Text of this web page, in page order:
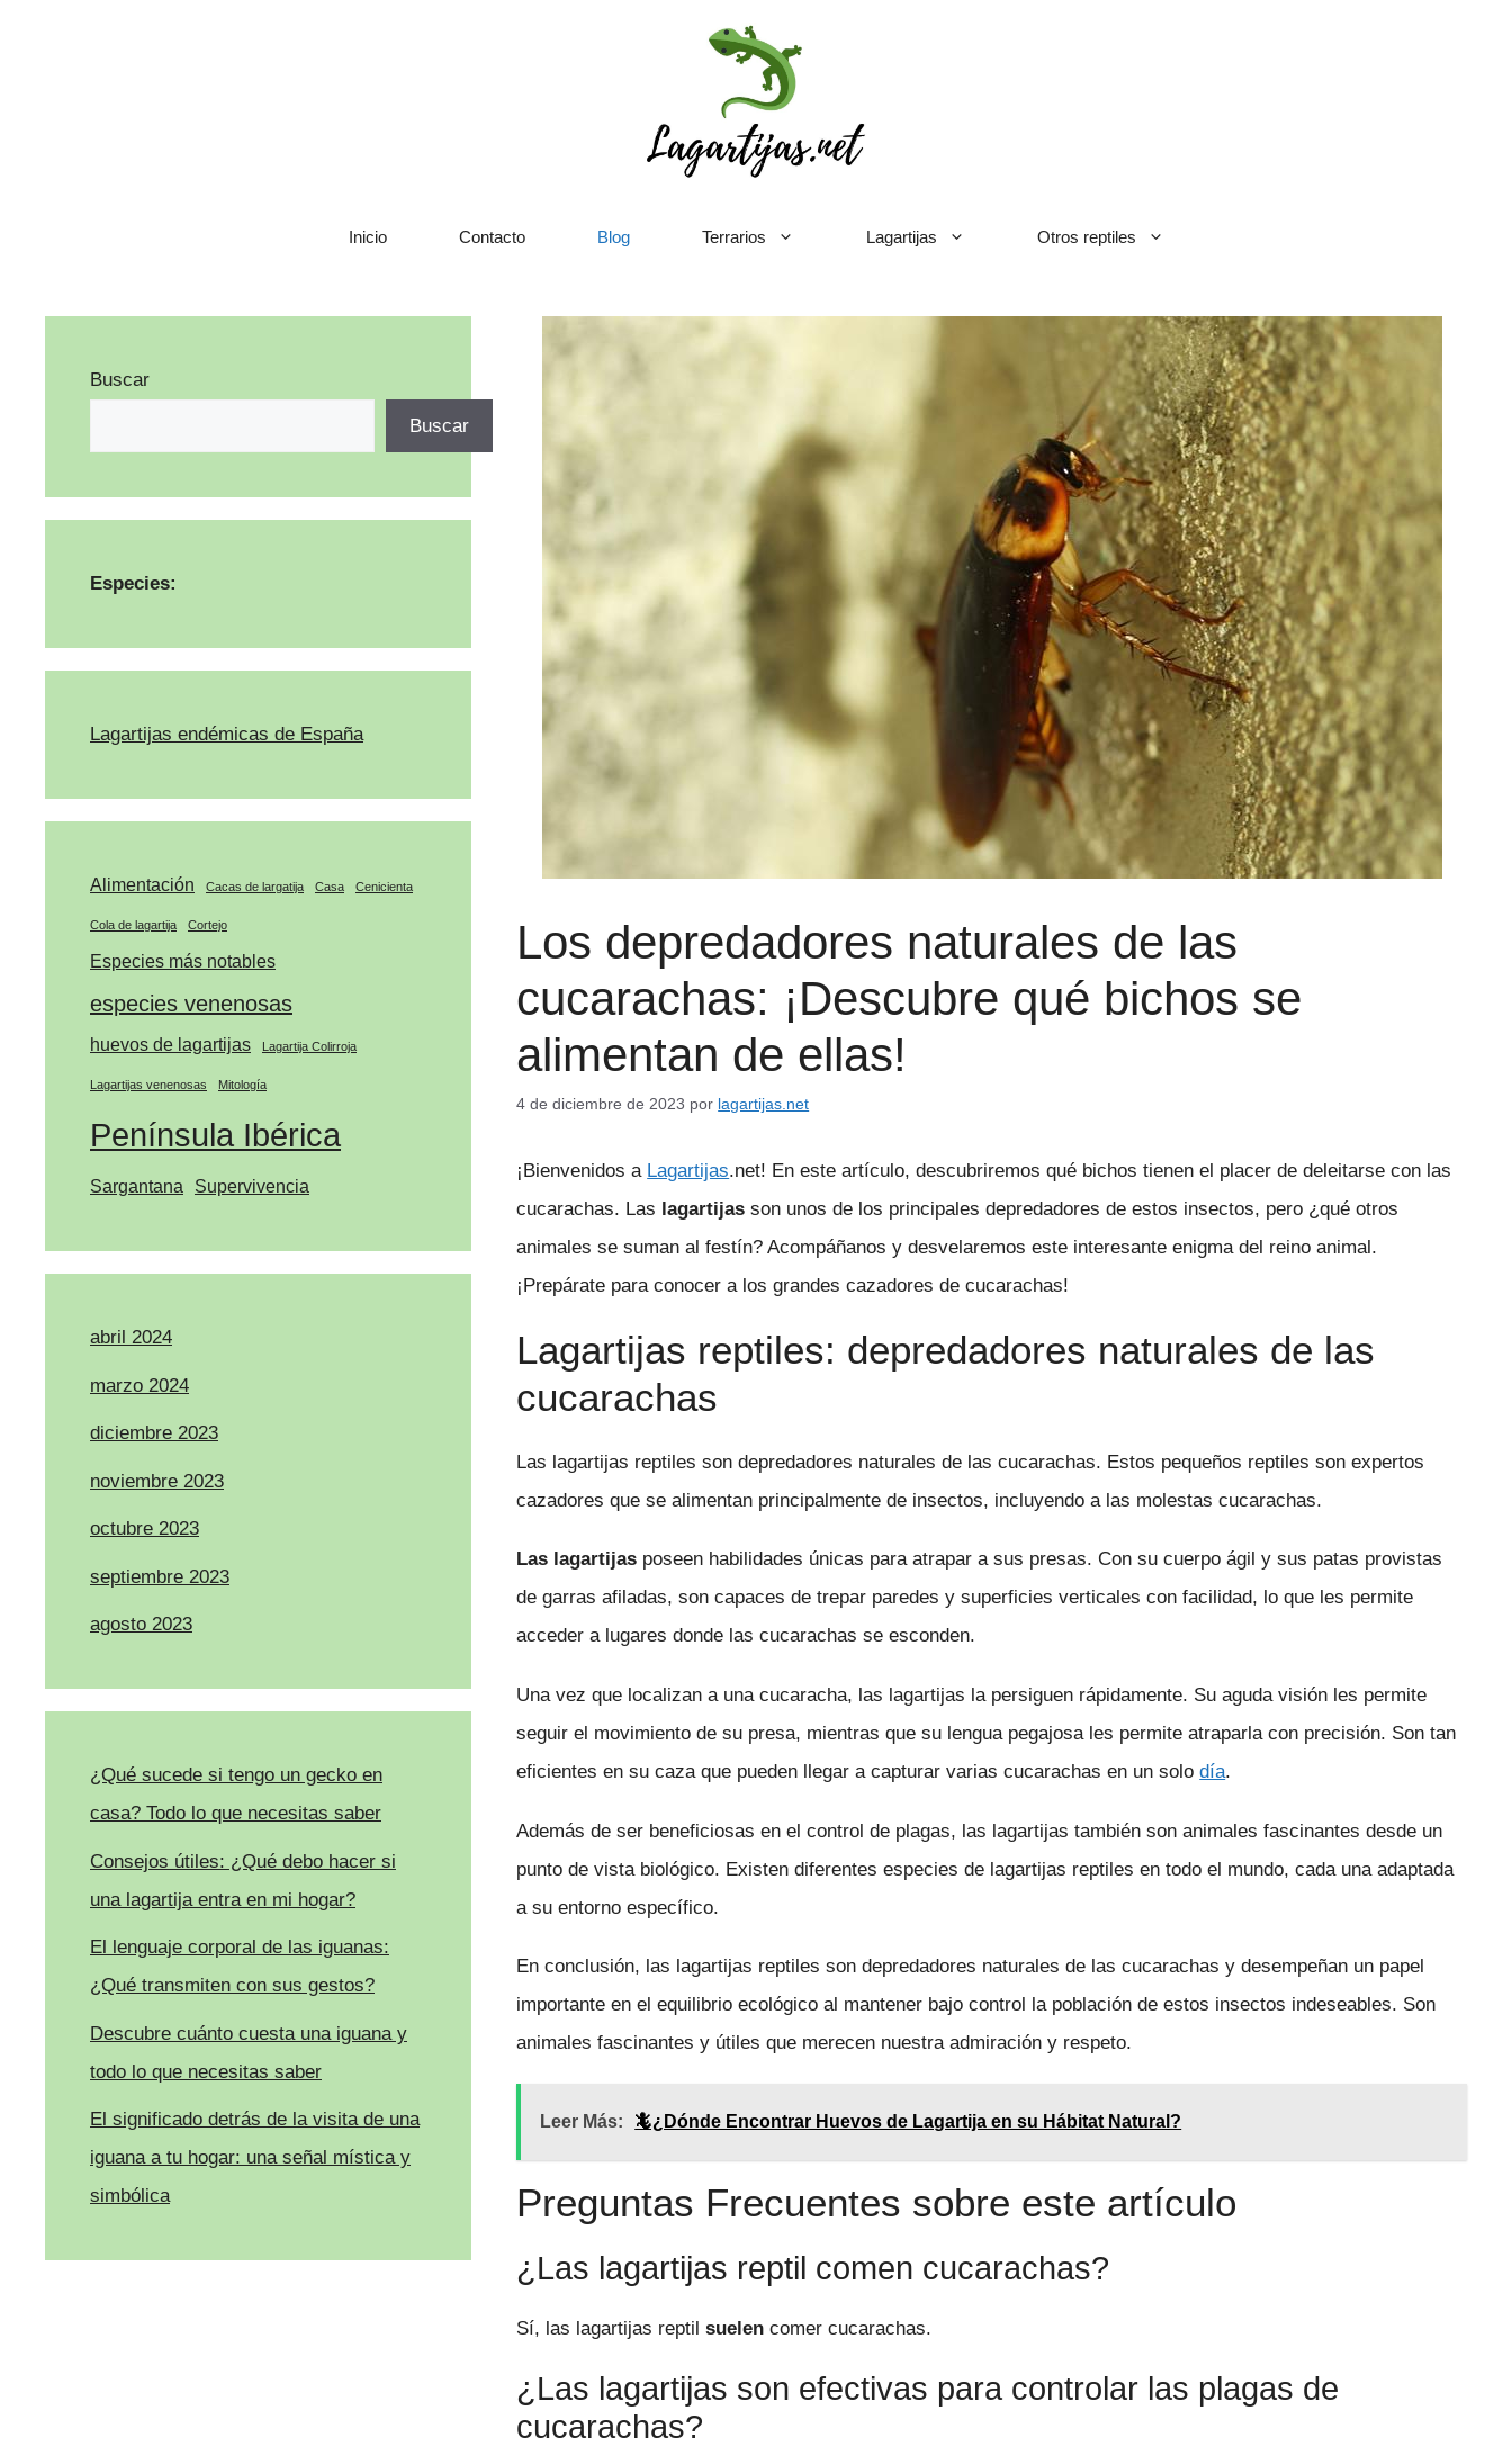
Inicio Contacto Blog Terrarios Lagartijas Otros reptiles
Los depredadores naturales de las
cucarachas: ¡Descubre qué bichos se
alimentan de ellas!
4 de diciembre de 2023 por lagartijas.net
¡Bienvenidos a Lagartijas.net! En este artículo, descubriremos qué bichos tienen el placer de deleitarse con las
cucarachas. Las lagartijas son unos de los principales depredadores de estos insectos, pero ¿qué otros
animales se suman al festín? Acompáñanos y desvelaremos este interesante enigma del reino animal.
¡Prepárate para conocer a los grandes cazadores de cucarachas!
Lagartijas reptiles: depredadores naturales de las
cucarachas
Las lagartijas reptiles son depredadores naturales de las cucarachas. Estos pequeños reptiles son expertos
cazadores que se alimentan principalmente de insectos, incluyendo a las molestas cucarachas.
Las lagartijas poseen habilidades únicas para atrapar a sus presas. Con su cuerpo ágil y sus patas provistas
de garras afiladas, son capaces de trepar paredes y superficies verticales con facilidad, lo que les permite
acceder a lugares donde las cucarachas se esconden.
Una vez que localizan a una cucaracha, las lagartijas la persiguen rápidamente. Su aguda visión les permite
seguir el movimiento de su presa, mientras que su lengua pegajosa les permite atraparla con precisión. Son tan
eficientes en su caza que pueden llegar a capturar varias cucarachas en un solodía.
Además de ser beneficiosas en el control de plagas, las lagartijas también son animales fascinantes desde un
punto de vista biológico. Existen diferentes especies de lagartijas reptiles en todo el mundo, cada una adaptada
a su entorno específico.
En conclusión, las lagartijas reptiles son depredadores naturales de las cucarachas y desempeñan un papel
importante en el equilibrio ecológico al mantener bajo control la población de estos insectos indeseables. Son
animales fascinantes y útiles que merecen nuestra admiración y respeto.
Leer Más: 🦎¿Dónde Encontrar Huevos de Lagartija en su Hábitat Natural?
Preguntas Frecuentes sobre este artículo
¿Las lagartijas reptil comen cucarachas?
Sí, las lagartijas reptilsuelen comer cucarachas.
¿Las lagartijas son efectivas para controlar las plagas de
cucarachas?
Buscar
Buscar
Especies:
Lagartijas endémicas de España
Alimentación Cacas de largatija Casa Cenicienta
Cola de lagartija Cortejo
Especies más notables
especies venenosas
huevos de lagartijas Lagartija Colirroja
Lagartijas venenosas Mitología
Península Ibérica
Sargantana Supervivencia
abril 2024
marzo 2024
diciembre 2023
noviembre 2023
octubre 2023
septiembre 2023
agosto 2023
¿Qué sucede si tengo un gecko en
casa? Todo lo que necesitas saber
Consejos útiles: ¿Qué debo hacer si
una lagartija entra en mi hogar?
El lenguaje corporal de las iguanas:
¿Qué transmiten con sus gestos?
Descubre cuánto cuesta una iguana y
todo lo que necesitas saber
El significado detrás de la visita de una
iguana a tu hogar: una señal mística y
simbólica